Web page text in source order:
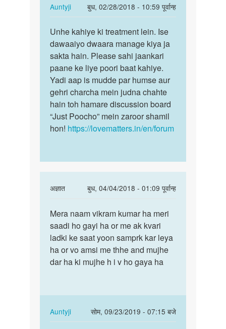
मैं
एक
by
सुमित
to
kya…
Auntyji
बुध, 02/28/2018 - 10:59 पूर्वान्ह
In
reply
to
Larki
ko
ager
aids
ho
to
kya…
by
Unhe
kahiye
ki
treatment…
Unhe kahiye ki treatment lein. Ise
dawaaiyo dwaara manage kiya ja
sakta hain. Please sahi jaankari
paane ke liye poori baat kahiye.
Yadi aap is mudde par humse aur
gehri charcha mein judna chahte
hain toh hamare discussion board
“Just Poocho” mein zaroor shamil
hon! https://lovematters.in/en/forum
अज्ञात
बुध, 04/04/2018 - 01:09 पूर्वान्ह
In
to
मेरी
शादी
हो
चुकी
एक
by
सुमित
Mera
naam
vikram
kumar
ha…
Mera naam vikram kumar ha meri
saadi ho gayi ha or me ak kvari
ladki ke saat yoon samprk kar leya
ha or vo amsi me thhe and mujhe
dar ha ki mujhe h i v ho gaya ha
Auntyji
सोम, 09/23/2019 - 07:15 बजे
In
reply